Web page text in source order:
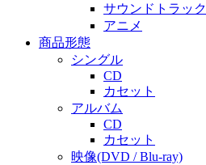
サウンドトラック
アニメ
商品形態
シングル
CD
カセット
アルバム
CD
カセット
映像(DVD / Blu-ray)